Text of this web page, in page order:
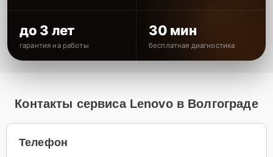
до 3 лет
гарантия на работы
30 мин
бесплатная диагностика
Контакты сервиса Lenovo в Волгограде
Телефон